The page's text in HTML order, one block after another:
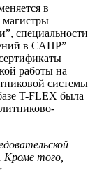
в
специальности
в САПР”
работы на
системы
T-FLEX была
того,